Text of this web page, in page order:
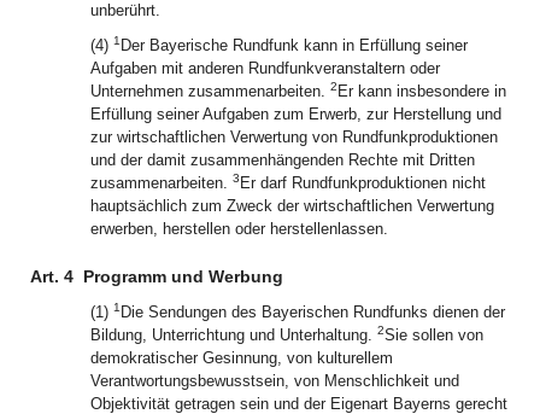
unberührt.
(4) 1 Der Bayerische Rundfunk kann in Erfüllung seiner
Aufgaben mit anderen Rundfunkveranstaltern oder
Unternehmen zusammenarbeiten. 2 Er kann insbesondere in
Erfüllung seiner Aufgaben zum Erwerb, zur Herstellung und
zur wirtschaftlichen Verwertung von Rundfunkproduktionen
und der damit zusammenhängenden Rechte mit Dritten
zusammenarbeiten. 3 Er darf Rundfunkproduktionen nicht
hauptsächlich zum Zweck der wirtschaftlichen Verwertung
erwerben, herstellen oder herstellenlassen.
Art. 4 Programm und Werbung
(1) 1 Die Sendungen des Bayerischen Rundfunks dienen der
Bildung, Unterrichtung und Unterhaltung. 2Sie sollen von
demokratischer Gesinnung, von kulturellem
Verantwortungsbewusstsein, von Menschlichkeit und
Objektivität getragen sein und der Eigenart Bayerns gerecht